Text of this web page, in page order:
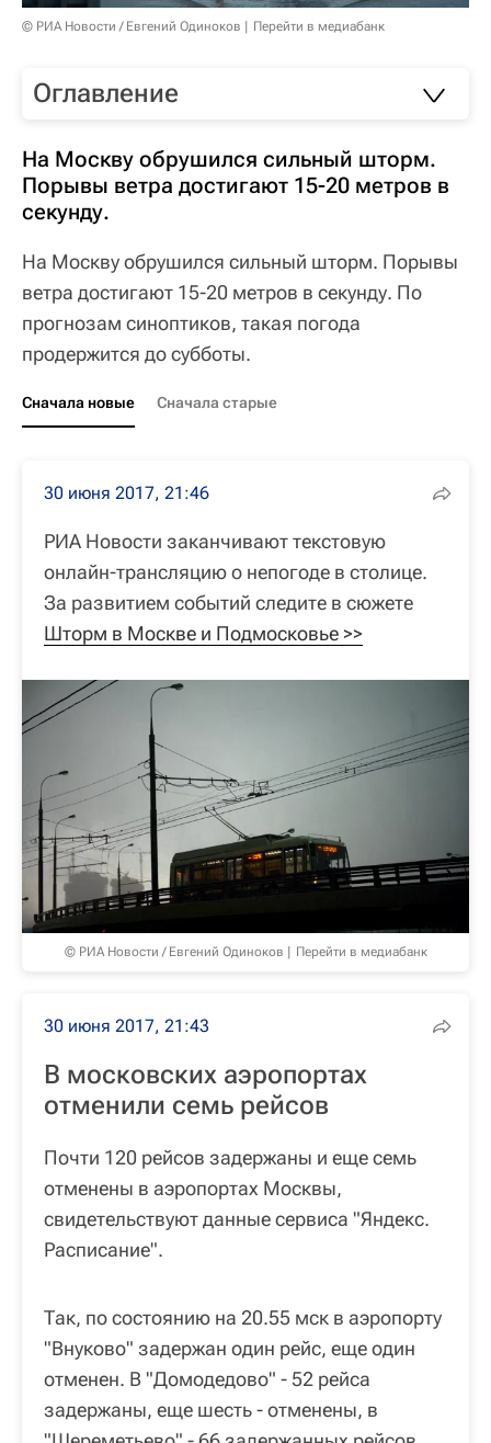
© РИА Новости / Евгений Одиноков Перейти в медиабанк
Оглавление
На Москву обрушился сильный шторм.
Порывы ветра достигают 15-20 метров в
секунду.
На Москву обрушился сильный шторм. Порывы
ветра достигают 15-20 метров в секунду. По
прогнозам синоптиков, такая погода
продержится до субботы.
Сначала новые Сначала старые
30 июня 2017, 21:46
РИА Новости заканчивают текстовую
онлайн-трансляцию о непогоде в столице.
За развитием событий следите в сюжете
Шторм в Москве и Подмосковье >>
© РИА Новости / Евгений Одиноков Перейти в медиабанк
30 июня 2017, 21:43
В московских аэропортах
отменили семь рейсов
Почти 120 рейсов задержаны и еще семь
отменены в аэропортах Москвы,
свидетельствуют данные сервиса "Яндекс.
Расписание".
Так, по состоянию на 20.55 мск в аэропорту
"Внуково" задержан один рейс, еще один
отменен. В "Домодедово" - 52 рейса
задержаны, еще шесть - отменены, в